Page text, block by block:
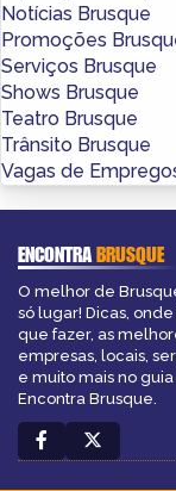
Notícias Brusque
Promoções
Serviços Brusque
Shows Brusque
Teatro Brusque
Trânsito Brusque
Vagas de
ENCONTRABRUSQUE
O melhor de
só lugar! Dicas, onde
que fazer, as
empresas, locais,
e muito mais no guia
Encontra Brusque.